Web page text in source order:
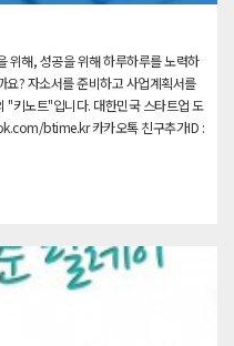
위해, 성공을 위해 하루하루를 노력하
? 자소서를 준비하고 사업계획서를
"키노트"입니다. 대한민국 스타트업 도
btime.kr 카카오톡 친구추가ID :